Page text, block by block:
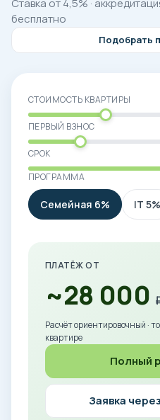
бесплатно
Подобрать
СТОИМОСТЬ КВАРТИРЫ
ПЕРВЫЙ ВЗНОС
СРОК
ПРОГРАММА
Семейная 6% IT 5%
ПЛАТЁЖ ОТ
~28 000
Расчёт ориентировочный ·
квартире
Полный
Заявка